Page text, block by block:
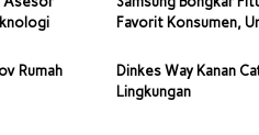
Favorit Konsumen,
Rumah
Dinkes Way Kanan
Lingkungan